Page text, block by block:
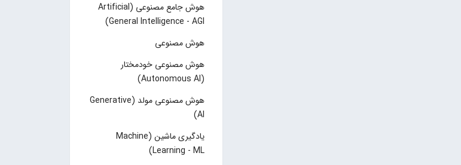
هوش جامع مصنوعی (Artificial
General Intelligence - AGI)
هوش مصنوعی
هوش مصنوعی خودمختار
(Autonomous AI)
هوش مصنوعی مولد (Generative
AI)
یادگیری ماشین (Machine
Learning - ML)